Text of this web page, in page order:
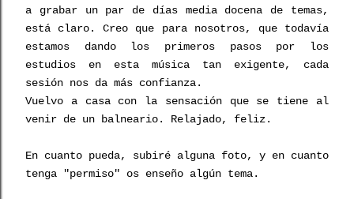
a grabar un par de días media docena de temas,
está claro. Creo que para nosotros, que todavía
estamos dando los primeros pasos por los
estudios en esta música tan exigente, cada
sesión nos da más confianza.
Vuelvo a casa con la sensación que se tiene al
venir de un balneario. Relajado, feliz.
En cuanto pueda, subiré alguna foto, y en cuanto
tenga "permiso" os enseño algún tema.